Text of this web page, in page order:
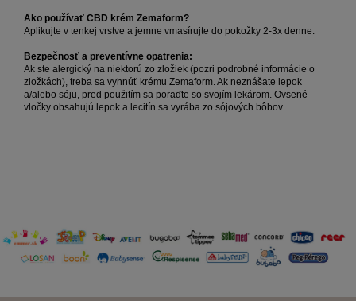
Ako používať CBD krém Zemaform?
Aplikujte v tenkej vrstve a jemne vmasírujte do pokožky 2-3x denne.
Bezpečnosť a preventívne opatrenia:
Ak ste alergický na niektorú zo zložiek (pozri podrobné informácie o
zložkách), treba sa vyhnúť krému Zemaform. Ak neznášate lepok
a/alebo sóju, pred použitím sa poraďte so svojím lekárom. Ovsené
vločky obsahujú lepok a lecitín sa vyrába zo sójových bôbov.